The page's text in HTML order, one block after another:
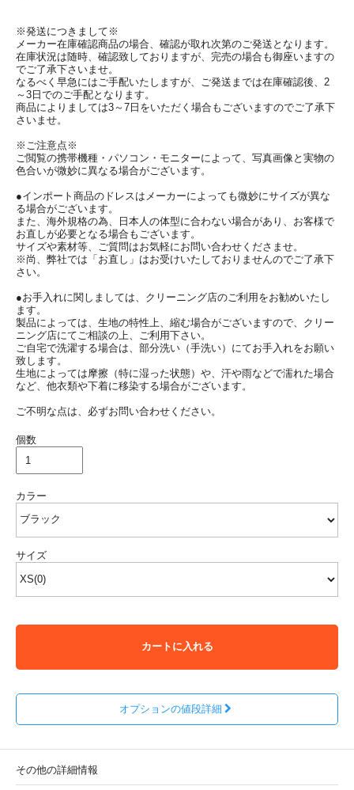
※発送につきまして※
メーカー在庫確認商品の場合、確認が取れ次第のご発送となります。
在庫状況は随時、確認致しておりますが、完売の場合も御座いますの
でご了承下さいませ。
なるべく早急にはご手配いたしますが、ご発送までは在庫確認後、2
～3日でのご手配となります。
商品によりましては3～7日をいただく場合もございますのでご了承下
さいませ。
※ご注意点※
ご閲覧の携帯機種・パソコン・モニターによって、写真画像と実物の
色合いが微妙に異なる場合がございます。
●インポート商品のドレスはメーカーによっても微妙にサイズが異な
る場合がございます。
また、海外規格の為、日本人の体型に合わない場合があり、お客様で
お直しが必要となる場合もございます。
サイズや素材等、ご質問はお気軽にお問い合わせくださませ。
※尚、弊社では「お直し」はお受けいたしておりませんのでご了承下
さい。
●お手入れに関しましては、クリーニング店のご利用をお勧めいたし
ます。
製品によっては、生地の特性上、縮む場合がございますので、クリー
ニング店にてご相談の上、ご利用下さい。
ご自宅で洗濯する場合は、部分洗い（手洗い）にてお手入れをお願い
致します。
生地によっては摩擦（特に湿った状態）や、汗や雨などで濡れた場合
など、他衣類や下着に移染する場合がございます。
ご不明な点は、必ずお問い合わせください。
個数
カラー
サイズ
カートに入れる
オプションの値段詳細
その他の詳細情報